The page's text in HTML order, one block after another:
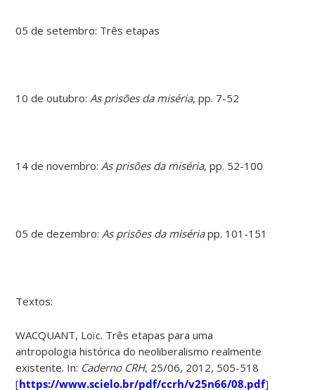
05 de setembro: Três etapas
10 de outubro:As prisões da miséria, pp. 7-52
14 de novembro:As prisões da miséria, pp. 52-100
05 de dezembro:As prisões da misériapp. 101-151
Textos:
WACQUANT, Loïc. Três etapas para uma
antropologia histórica do neoliberalismo realmente
existente. In: Caderno CRH, 25/06, 2012, 505-518
[https://www.scielo.br/pdf/ccrh/v25n66/08.pdf]